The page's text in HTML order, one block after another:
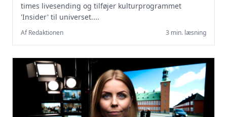
times livesending og tilføjer kulturprogrammet
'Insider' til universet....
Af Redaktionen 3 min. læsning